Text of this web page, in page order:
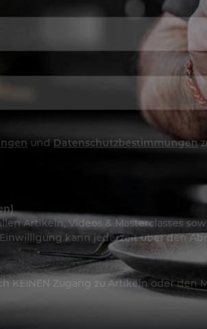
und Datenschutzbestimmungen
Artikeln, Videos & Masterclasses
kann jederzeit über den
KEINEN Zugang zu Artikeln oder